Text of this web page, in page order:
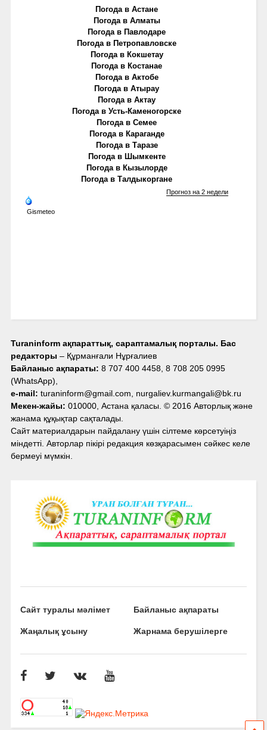
Погода в Астане
Погода в Алматы
Погода в Павлодаре
Погода в Петропавловске
Погода в Кокшетау
Погода в Костанае
Погода в Актобе
Погода в Атырау
Погода в Актау
Погода в Усть-Каменогорске
Погода в Семее
Погода в Караганде
Погода в Таразе
Погода в Шымкенте
Погода в Кызылорде
Погода в Талдыкоргане
Gismeteo
Прогноз на 2 недели
Turaninform ақпараттық, сараптамалық порталы. Бас
редакторы – Құрманғали Нұрғалиев
Байланыс ақпараты: 8 707 400 4458, 8 708 205 0995
(WhatsApp),
e-mail: turaninform@gmail.com, nurgaliev.kurmangali@bk.ru
Мекен-жайы: 010000, Астана қаласы. © 2016 Авторлық және
жанама құқықтар сақталады.
Сайт материалдарын пайдалану үшін сілтеме көрсетуіңіз
міндетті. Авторлар пікірі редакция көзқарасымен сәйкес келе
бермеуі мүмкін.
Сайт туралы мәлімет Байланыс ақпараты
Жаңалық ұсыну Жарнама берушілерге